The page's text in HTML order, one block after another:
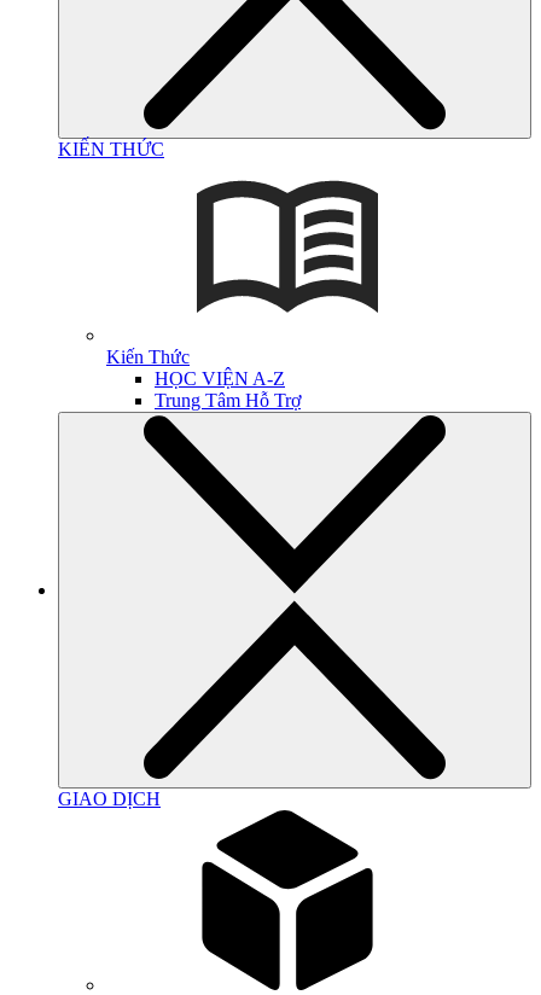
KIẾN THỨC
Kiến Thức
HỌC VIỆN A-Z
Trung Tâm Hỗ Trợ
GIAO DỊCH